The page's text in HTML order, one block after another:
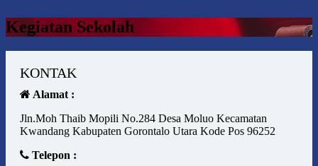
Kegiatan Sekolah
KONTAK
Alamat :
Jln.Moh Thaib Mopili No.284 Desa Moluo Kecamatan
Kwandang Kabupaten Gorontalo Utara Kode Pos 96252
Telepon :